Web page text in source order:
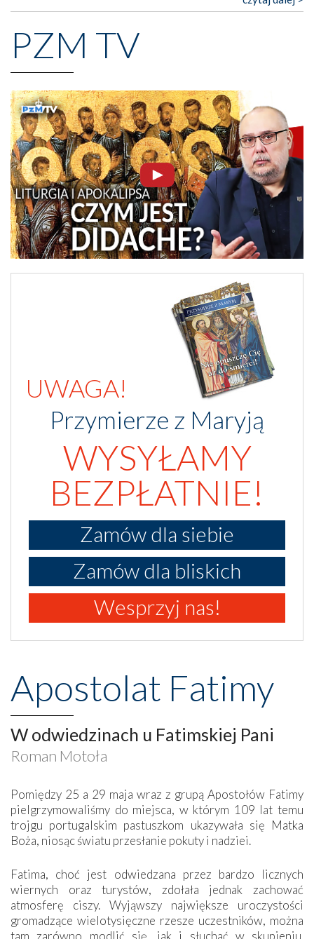
PZM TV
UWAGA!
Przymierze z Maryją
WYSYŁAMY
BEZPŁATNIE!
Zamów dla siebie
Zamów dla bliskich
Wesprzyj nas!
Apostolat Fatimy
W odwiedzinach u Fatimskiej Pani
Roman Motoła
Pomiędzy 25 a 29 maja wraz z grupą Apostołów Fatimy
pielgrzymowaliśmy do miejsca, w którym 109 lat temu
trojgu portugalskim pastuszkom ukazywała się Matka
Boża, niosąc światu przesłanie pokuty i nadziei.
Fatima, choć jest odwiedzana przez bardzo licznych
wiernych oraz turystów, zdołała jednak zachować
atmosferę ciszy. Wyjąwszy największe uroczystości
gromadzące wielotysięczne rzesze uczestników, można
tam zarówno modlić się, jak i słuchać w skupieniu.